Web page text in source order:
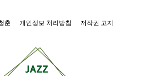
춘 개인정보 처리방침 저작권 고지